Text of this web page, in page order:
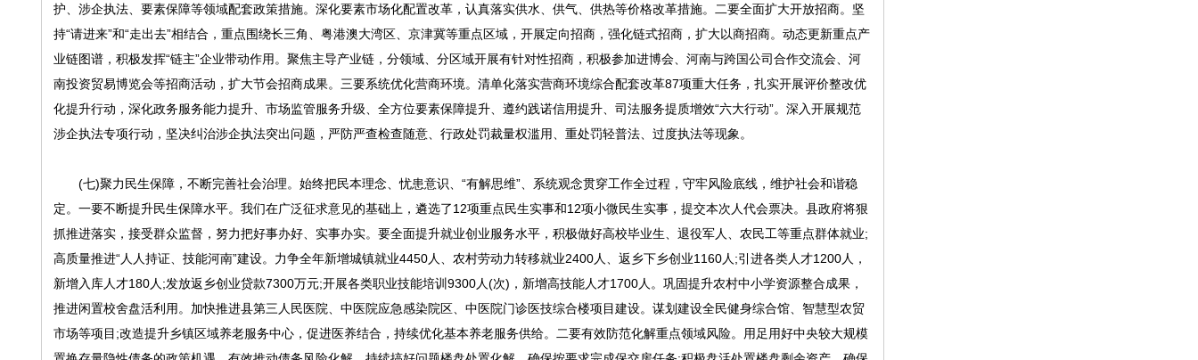
护、涉企执法、要素保障等领域配套政策措施。深化要素市场化配置改革，认真落实供水、供气、供热等价格改革措施。二要全面扩大开放招商。坚
持“请进来”和“走出去”相结合，重点围绕长三角、粤港澳大湾区、京津冀等重点区域，开展定向招商，强化链式招商，扩大以商招商。动态更新重点产
业链图谱，积极发挥“链主”企业带动作用。聚焦主导产业链，分领域、分区域开展有针对性招商，积极参加进博会、河南与跨国公司合作交流会、河
南投资贸易博览会等招商活动，扩大节会招商成果。三要系统优化营商环境。清单化落实营商环境综合配套改革87项重大任务，扎实开展评价整改优
化提升行动，深化政务服务能力提升、市场监管服务升级、全方位要素保障提升、遵约践诺信用提升、司法服务提质增效“六大行动”。深入开展规范
涉企执法专项行动，坚决纠治涉企执法突出问题，严防严查检查随意、行政处罚裁量权滥用、重处罚轻普法、过度执法等现象。
(七)聚力民生保障，不断完善社会治理。始终把民本理念、忧患意识、“有解思维”、系统观念贯穿工作全过程，守牢风险底线，维护社会和谐稳
定。一要不断提升民生保障水平。我们在广泛征求意见的基础上，遴选了12项重点民生实事和12项小微民生实事，提交本次人代会票决。县政府将狠
抓推进落实，接受群众监督，努力把好事办好、实事办实。要全面提升就业创业服务水平，积极做好高校毕业生、退役军人、农民工等重点群体就业;
高质量推进“人人持证、技能河南”建设。力争全年新增城镇就业4450人、农村劳动力转移就业2400人、返乡下乡创业1160人;引进各类人才1200人，
新增入库人才180人;发放返乡创业贷款7300万元;开展各类职业技能培训9300人(次)，新增高技能人才1700人。巩固提升农村中小学资源整合成果，
推进闲置校舍盘活利用。加快推进县第三人民医院、中医院应急感染院区、中医院门诊医技综合楼项目建设。谋划建设全民健身综合馆、智慧型农贸
市场等项目;改造提升乡镇区域养老服务中心，促进医养结合，持续优化基本养老服务供给。二要有效防范化解重点领域风险。用足用好中央较大规模